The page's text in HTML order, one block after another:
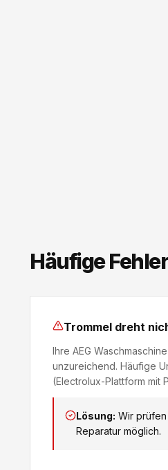
Häufige
Trommel dreht
Ihre AEG
unzureichend. Häufige
(Electrolux-Plattform mit
Lösung: Wir
Reparatur möglich.